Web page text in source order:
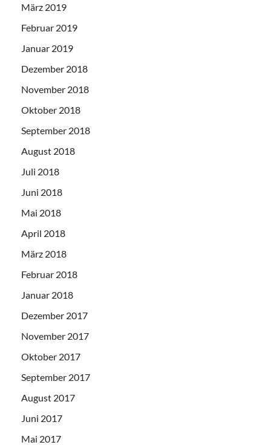
März 2019
Februar 2019
Januar 2019
Dezember 2018
November 2018
Oktober 2018
September 2018
August 2018
Juli 2018
Juni 2018
Mai 2018
April 2018
März 2018
Februar 2018
Januar 2018
Dezember 2017
November 2017
Oktober 2017
September 2017
August 2017
Juni 2017
Mai 2017